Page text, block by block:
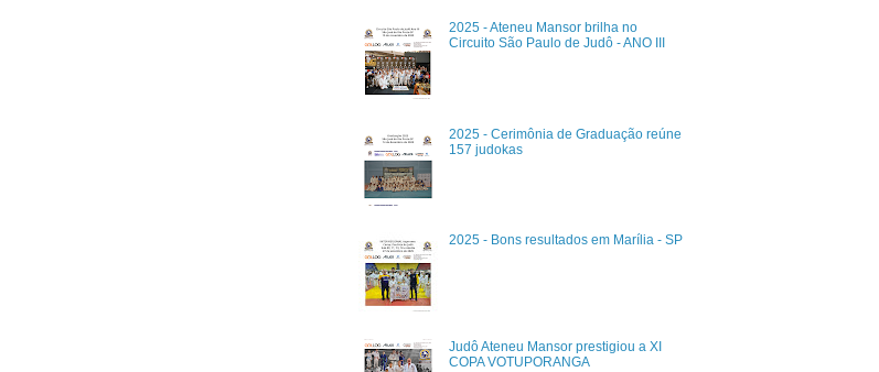
2025 - Ateneu Mansor brilha no
Circuito São Paulo de Judô - ANO III
2025 - Cerimônia de Graduação reúne
157 judokas
2025 - Bons resultados em Marília - SP
Judô Ateneu Mansor prestigiou a XI
COPA VOTUPORANGA